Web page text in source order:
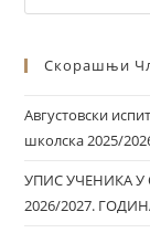
Скорашњи
Августовски
школска 2025/
УПИС УЧЕНИКА
2026/2027.